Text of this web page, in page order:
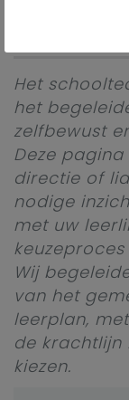
Het
het
zelfbewust
Deze
directie of
nodige
met uw
Wij
van het
leerplan,
de krachtlijn
kiezen.